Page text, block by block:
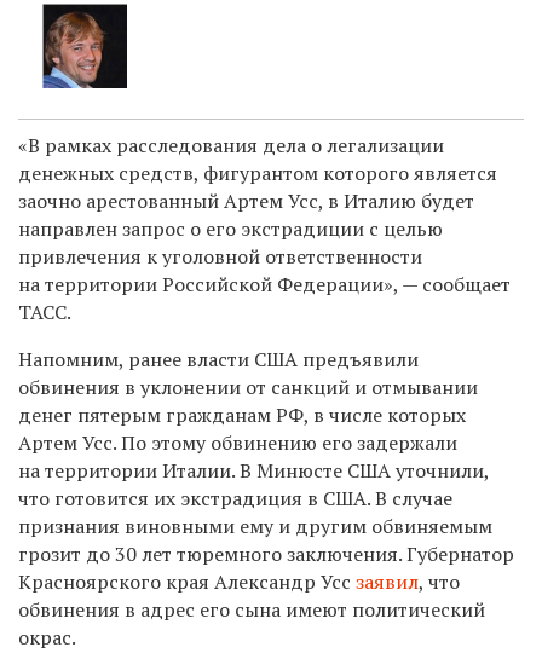
«В рамках расследования дела о легализации
денежных средств, фигурантом которого является
заочно арестованный АртемУсс, в Италию будет
направлен запрос о его экстрадиции с целью
привлечения к уголовной ответственности
на территории Российской Федерации», — сообщает
ТАСС.
Напомним, ранее власти США предъявили
обвинения в уклонении от санкций и отмывании
денег пятерым гражданам РФ, в числе которых
Артем Усс. По этому обвинению его задержали
на территории Италии. В Минюсте США уточнили,
что готовится их экстрадиция в США. В случае
признания виновными ему и другим обвиняемым
грозит до 30 лет тюремного заключения.Губернатор
Красноярского края Александр Усс заявил, что
обвинения в адрес его сына имеют политический
окрас.